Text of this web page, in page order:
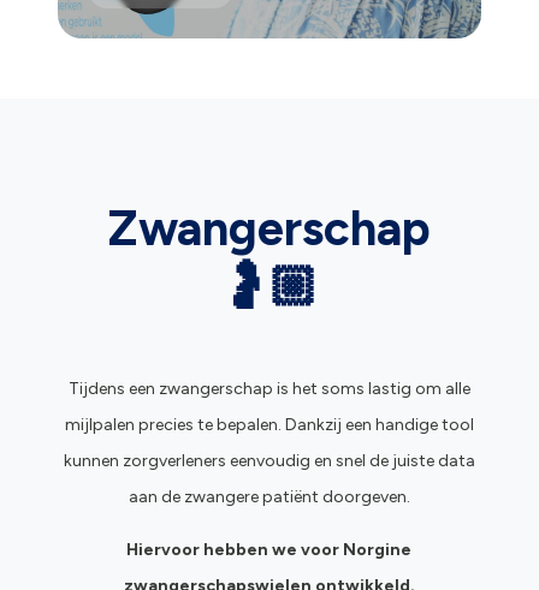
Zwangerschap
🤰🏼
Tijdens een zwangerschap is het soms lastig om alle
mijlpalen precies te bepalen. Dankzij een handige tool
kunnen zorgverleners eenvoudig en snel de juiste data
aan de zwangere patiënt doorgeven.
Hiervoor hebben we voor Norgine
zwangerschapswielen ontwikkeld.